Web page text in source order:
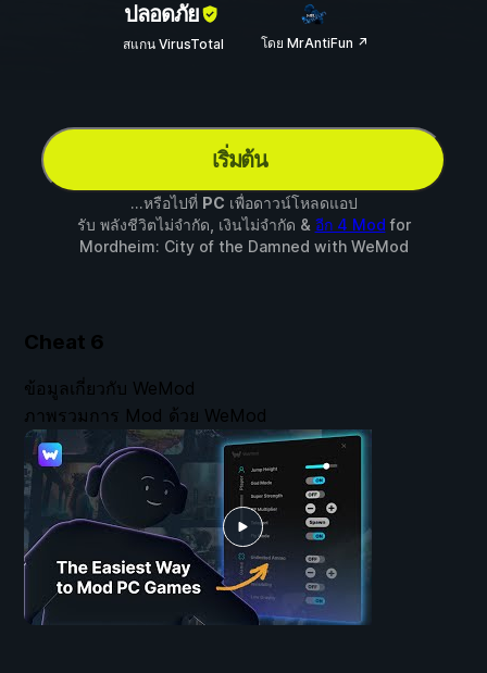
ปลอดภัย
สแกน VirusTotal โดย MrAntiFun ↗
เริ่มต้น
...หรือไปที่ PC เพื่อดาวน์โหลดแอป
รับ พลังชีวิตไม่จำกัด, เงินไม่จำกัด & อีก 4 Mod for
Mordheim: City of the Damned with WeMod
Cheat 6
ข้อมูลเกี่ยวกับ WeMod
ภาพรวมการ Mod ด้วย WeMod